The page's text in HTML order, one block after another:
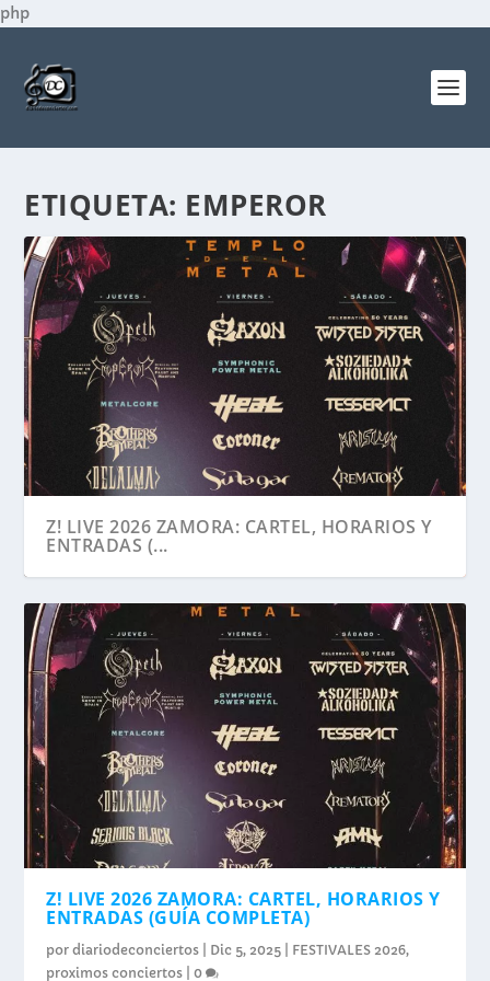
php
ETIQUETA: EMPEROR
Z! LIVE 2026 ZAMORA: CARTEL, HORARIOS Y
ENTRADAS (...
Z! LIVE 2026 ZAMORA: CARTEL, HORARIOS Y
ENTRADAS (GUÍA COMPLETA)
pordiariodeconciertos Dic 5, 2025 FESTIVALES 2026,
proximos conciertos |0